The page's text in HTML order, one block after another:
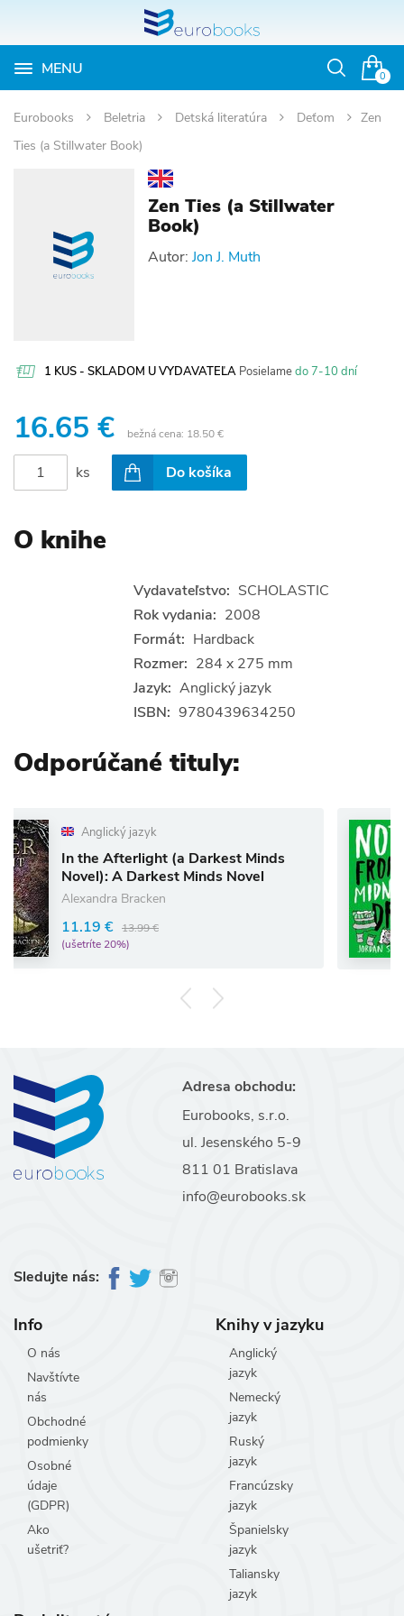
0
MENU
Otvoriť
Eurobooks Beletria Detská literatúra Deťom
Zen
Ties (a Stillwater Book)
Zen Ties (a Stillwater
Book)
Autor: Jon J. Muth
1 KUS - SKLADOM U VYDAVATEĽA Posielamedo 7-10 dní
16.65 € bežná cena: 18.50 €
ks Do košíka
O knihe
Vydavateľstvo: SCHOLASTIC
Rok vydania: 2008
Formát: Hardback
Rozmer: 284 x 275 mm
Jazyk: Anglický jazyk
ISBN: 9780439634250
Odporúčané tituly:
jazyk
Afterlight (a Darkest Minds
A Darkest Minds Novel
Bracken
€ 13.99 €
20%)
Notes
Jordan
12.06
(ušetríte
Adresa obchodu:
Eurobooks, s.r.o.
ul. Jesenského 5-9
811 01 Bratislava
info@eurobooks.sk
Sledujte nás:
Info
O nás
Navštívte
nás
Obchodné
podmienky
Osobné
údaje
(GDPR)
Ako
ušetriť?
Knihy v jazyku
Anglický
jazyk
Nemecký
jazyk
Ruský
jazyk
Francúzsky
jazyk
Španielsky
jazyk
Taliansky
jazyk